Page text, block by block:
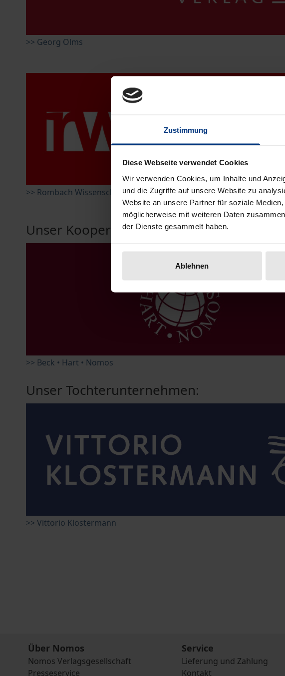
Zustimmung
Diese Webseite verwendet Cookies
Wir verwenden Cookies, um Inhalte und
und die Zugriffe auf unsere Website zu
Website an unsere Partner für soziale
möglicherweise mit weiteren Daten
der Dienste gesammelt haben.
Ablehnen
>> Georg Olms
>> Rombach Wissenschaft
Unser Kooperationspartner:
>> Beck • Hart • Nomos
Unser Tochterunternehmen:
>> Vittorio Klostermann
Über Nomos
Nomos Verlagsgesellschaft
Presseservice
Service
Lieferung und Zahlung
Kontakt